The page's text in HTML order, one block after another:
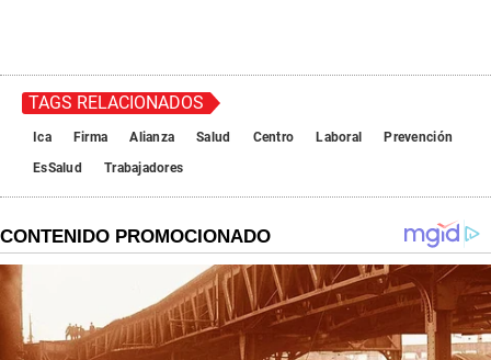
TAGS RELACIONADOS
Ica Firma Alianza Salud Centro Laboral
Prevención
EsSalud
Trabajadores